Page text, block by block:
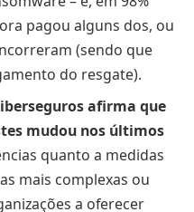
pagou alguns dos, ou
(sendo que
do resgate).
afirma que
mudou nos últimos
quanto a medidas
mais complexas ou
a oferecer